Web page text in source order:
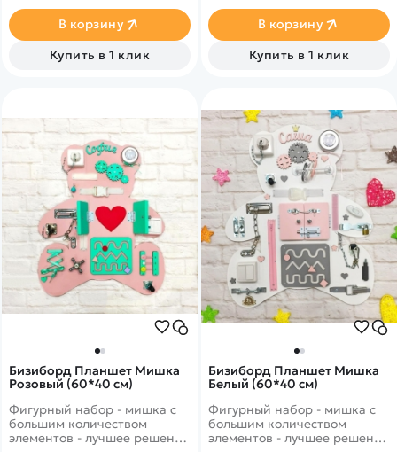
В корзину
Купить в 1 клик
В корзину
Купить в 1 клик
Бизиборд Планшет Мишка
Розовый (60*40 см)
Фигурный набор - мишка с
большим количеством
элементов - лучшее решение
Бизиборд Планшет Мишка
Белый (60*40 см)
Фигурный набор - мишка с
большим количеством
элементов - лучшее решение